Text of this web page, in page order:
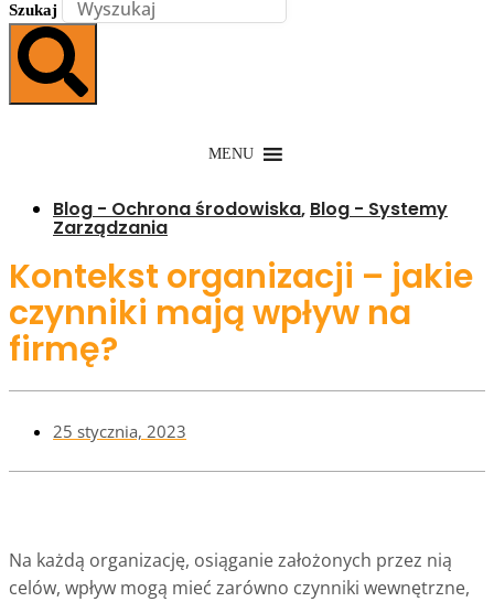
Szukaj
MENU
Blog - Ochrona środowiska, Blog - Systemy
Zarządzania
Kontekst organizacji – jakie
czynniki mają wpływ na
firmę?
25 stycznia, 2023
Na każdą organizację, osiąganie założonych przez nią
celów, wpływ mogą mieć zarówno czynniki wewnętrzne,